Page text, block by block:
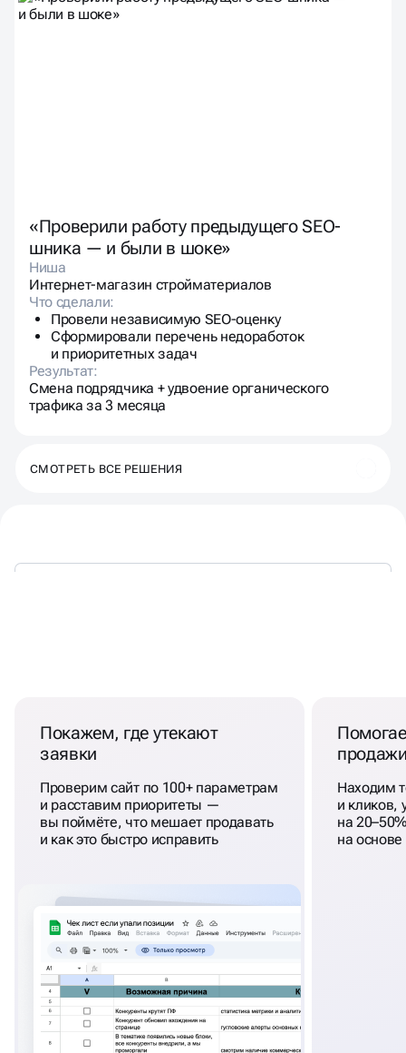
«Проверили работу предыдущего SEO-
шника — и были в шоке»
Ниша
Интернет-магазин стройматериалов
Что сделали:
Провели независимую SEO-оценку
Сформировали перечень недоработок
и приоритетных задач
Результат:
Смена подрядчика + удвоение органического
трафика за 3 месяца
СМОТРЕТЬ ВСЕ РЕШЕНИЯ
Покажем, где утекают
заявки
Проверим сайт по 100+ параметрам
и расставим приоритеты —
вы поймёте, что мешает продавать
и как это быстро исправить
Находим
и кликов,
на
на